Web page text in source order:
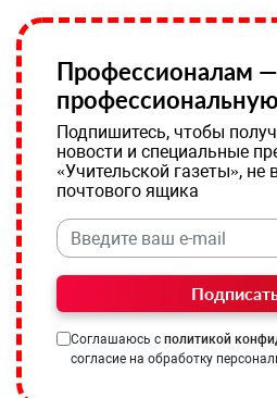
Профессионалам —
Подпишитесь, чтобы
новости и специальные
«Учительской газеты», не
почтового ящика
Соглашаюсь с политикой
согласие на обработку